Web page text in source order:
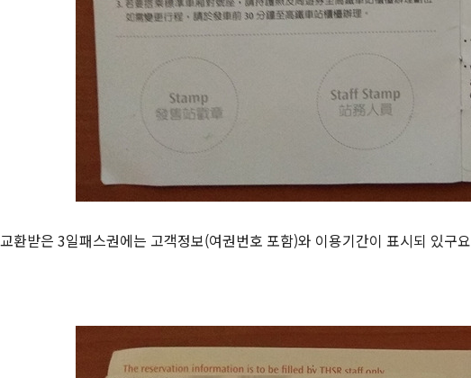
교환받은 3일패스권에는 고객정보(여권번호 포함)와 이용기간이 표시되 있구요